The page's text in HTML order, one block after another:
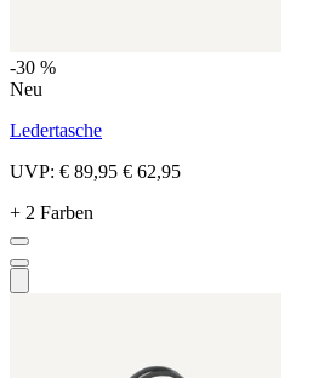
-30 %
Neu
Ledertasche
UVP: € 89,95 € 62,95
+ 2 Farben